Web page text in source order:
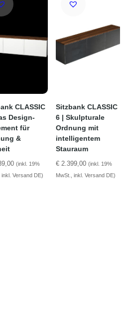
CLASSIC
Design-
für
&
(inkl. 19%
inkl. Versand DE)
Sitzbank CLASSIC
6 | Skulpturale
Ordnung mit
intelligentem
Stauraum
€ 2.399,00 (inkl. 19%
MwSt., inkl. Versand DE)